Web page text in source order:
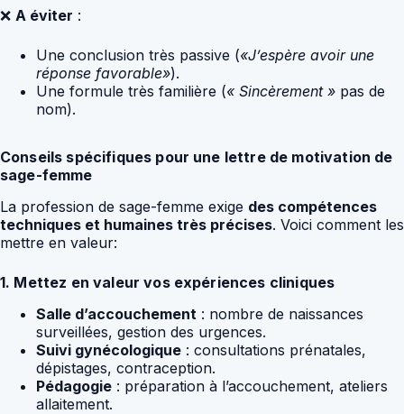
❌ A éviter :
Une conclusion très passive («J’espère avoir une
réponse favorable»).
Une formule très familière (« Sincèrement » pas de
nom).
Conseils spécifiques pour une lettre de motivation de
sage-femme
La profession de sage-femme exige des compétences
techniques et humaines très précises. Voici comment les
mettre en valeur:
1. Mettez en valeur vos expériences cliniques
Salle d’accouchement : nombre de naissances
surveillées, gestion des urgences.
Suivi gynécologique : consultations prénatales,
dépistages, contraception.
Pédagogie : préparation à l’accouchement, ateliers
allaitement.